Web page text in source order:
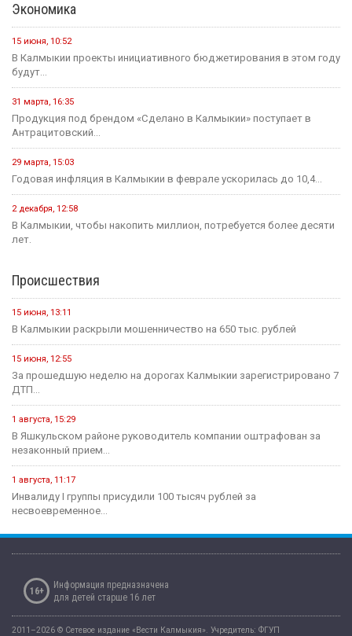
Экономика
15 июня, 10:52
В Калмыкии проекты инициативного бюджетирования в этом году
будут...
31 марта, 16:35
Продукция под брендом «Сделано в Калмыкии» поступает в
Антрацитовский...
29 марта, 15:03
Годовая инфляция в Калмыкии в феврале ускорилась до 10,4...
2 декабря, 12:58
В Калмыкии, чтобы накопить миллион, потребуется более десяти
лет.
Происшествия
15 июня, 13:11
В Калмыкии раскрыли мошенничество на 650 тыс. рублей
15 июня, 12:55
За прошедшую неделю на дорогах Калмыкии зарегистрировано 7
ДТП...
1 августа, 15:29
В Яшкульском районе руководитель компании оштрафован за
незаконный прием...
1 августа, 11:17
Инвалиду I группы присудили 100 тысяч рублей за
несвоевременное...
16+
Информация предназначена
для детей старше 16 лет
2011–2026 © Сетевое издание «Вести Калмыкия». Учредитель: ФГУП